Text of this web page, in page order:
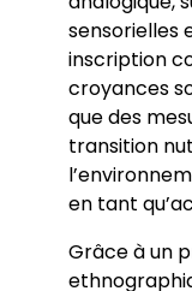
sensorielles
inscription
croyances
que des
transition
en tant
Grâce à un